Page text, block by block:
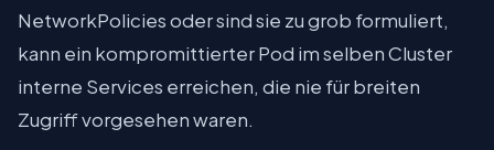
NetworkPolicies oder sind sie zu grob formuliert,
kann ein kompromittierter Pod im selben Cluster
interne Services erreichen, die nie für breiten
Zugriff vorgesehen waren.